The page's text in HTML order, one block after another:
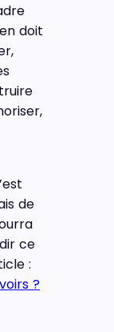
doit
de
ce
:
?